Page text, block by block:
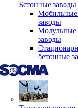
Бетонные заводы
Мобильные
заводы
Модульные
заводы
бетонные